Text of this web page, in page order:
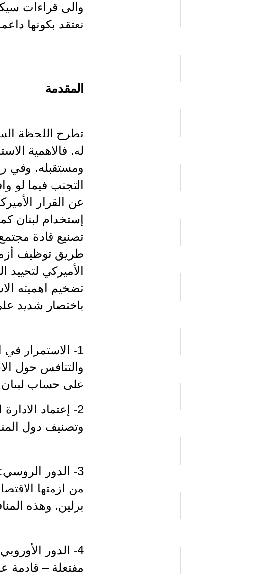
والى قراءات
نعتقد بكونها
المقدمة
تطرح اللحظة
له. فالاهمية
ومستقبله. وفي
التجنب فيما لو
عن القرار
إستخدام لبنان
تصنيع قادة
طريق توظيف
الأميركي
تضخيم اهميته
باختصار شديد
1- الاستمرار
والتنافس حول
على حساب
2- إعتماد
وتصنيف دول
3- الدور
من ازمتها
برلين. وهذه
4- الدور
مفتعلة – قادمة